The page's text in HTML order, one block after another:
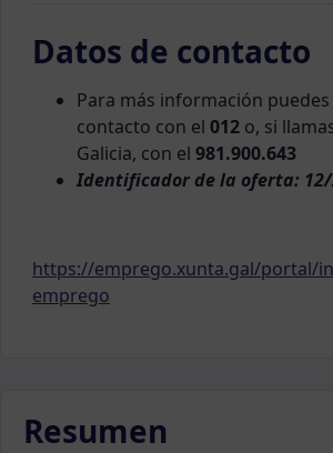
Datos de contacto
Para más información
contacto con el 012 o, si
Galicia, con el 981.900.643
Identificador de la oferta: 12/
https://emprego.xunta.gal/portal/
emprego
Resumen